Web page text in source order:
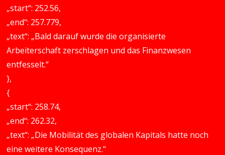
„start“: 252.56,
„end“: 257.779,
„text“: „Bald darauf wurde die organisierte
Arbeiterschaft zerschlagen und das Finanzwesen
entfesselt.“
},
{
„start“: 258.74,
„end“: 262.32,
„text“: „Die Mobilität des globalen Kapitals hatte noch
eine weitere Konsequenz.“